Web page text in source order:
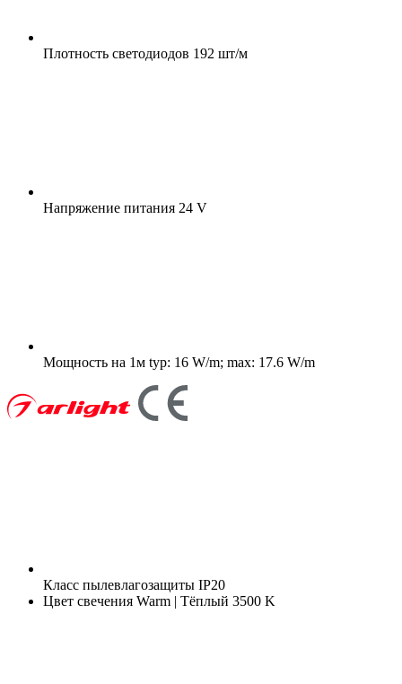
Плотность светодиодов 192 шт/м
Напряжение питания 24 V
Мощность на 1м typ: 16 W/m; max: 17.6 W/m
Класс пылевлагозащиты IP20
Цвет свечения Warm | Тёплый 3500 K